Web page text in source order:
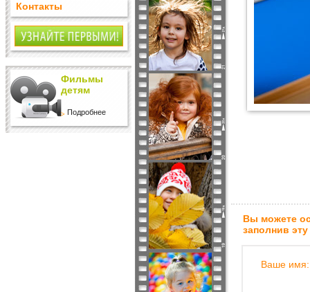
Контакты
Фильмы
детям
Подробнее
Вы можете
заполнив
Ваше имя: